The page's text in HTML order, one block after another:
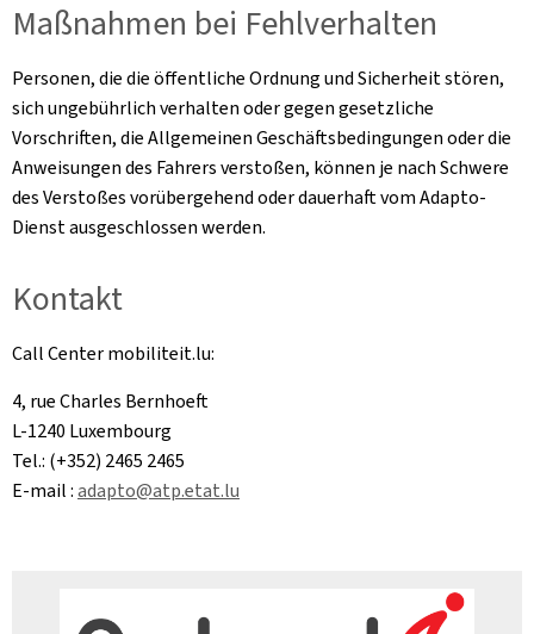
Maßnahmen bei Fehlverhalten
Personen, die die öffentliche Ordnung und Sicherheit stören,
sich ungebührlich verhalten oder gegen gesetzliche
Vorschriften, die Allgemeinen Geschäftsbedingungen oder die
Anweisungen des Fahrers verstoßen, können je nach Schwere
des Verstoßes vorübergehend oder dauerhaft vom Adapto-
Dienst ausgeschlossen werden.
Kontakt
Call Center mobiliteit.lu:
4, rue Charles Bernhoeft
L-1240 Luxembourg
Tel.: (+352) 2465 2465
E-mail :adapto@atp.etat.lu